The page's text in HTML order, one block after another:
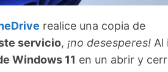
realice una copia de
servicio, ¡no desesperes! Al
Windows 11 en un abrir y